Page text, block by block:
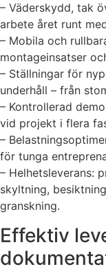
– Väderskydd, tak
arbete året runt
– Mobila och
montageinsatser
– Ställningar för
underhåll – från
– Kontrollerad
vid projekt i flera
–
för tunga
– Helhetsleverans:
skyltning,
granskning.
Effektiv